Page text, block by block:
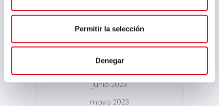
Permitir la selección
Denegar
enero 2024
noviembre 2023
agosto 2023
julio 2023
junio 2023
mayo 2023